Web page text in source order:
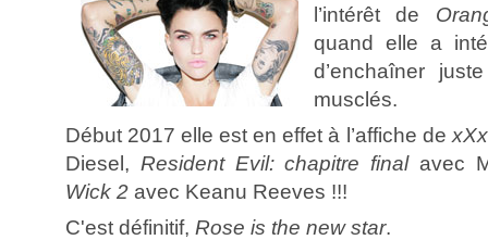
l’intérêt de
quand elle a
d’enchaîner
musclés.
Début 2017 elle est en effet à l’affiche de
Diesel, Resident Evil: chapitre finalavec
Wick 2 avec Keanu Reeves !!!
C'est définitif, Rose is the new star.